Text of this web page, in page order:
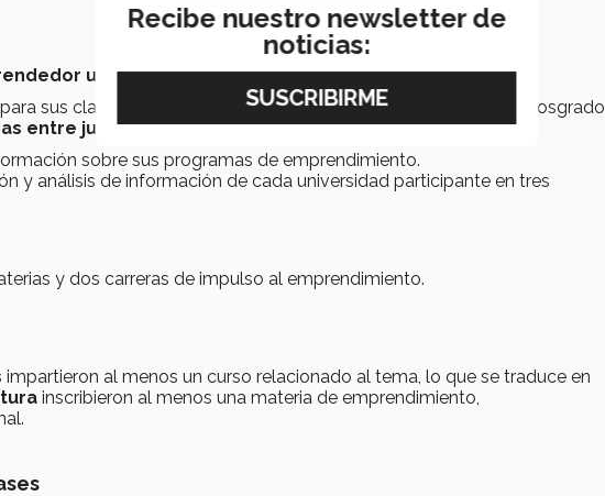
universitarioen programas de licenciatura.
sus clasificaciones de emprendimiento a nivel licenciatura y posgrado
entre junio y agosto de 2025.
sobre sus programas de emprendimiento.
y análisis de información de cada universidad participante en tres
y dos carreras de impulso al emprendimiento.
impartieron al menos un curso relacionado al tema, lo que se traduce en
inscribieron al menos una materia de emprendimiento,
Recibe nuestro newsletter de
noticias: